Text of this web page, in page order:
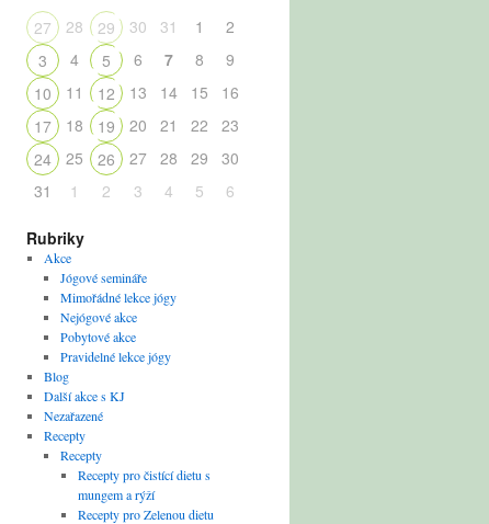
27 28 29 30 31 1
2
3
4 5 6 7 8
9
10
11 12 13 14 15
16
17
18 19 20 21 22
23
24
25 26 27 28 29
30
31
1 2 3 4 5 6
Rubriky
Akce
Jógové semináře
Mimořádné lekce jógy
Nejógové akce
Pobytové akce
Pravidelné lekce jógy
Blog
Další akce s KJ
Nezařazené
Recepty
Recepty
Recepty pro čistící dietu s
mungem a rýží
Recepty pro Zelenou dietu